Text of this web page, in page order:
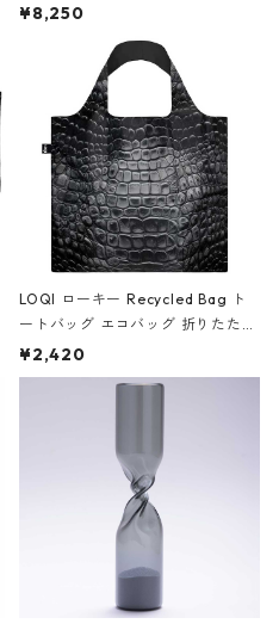
ボストンバッグ ショルダーバッグ
Black ジャン=ミッシェル・バスキ
ア/クラウン ブラック
¥8,250
LOQI ローキー Recycled Bag ト
ートバッグ エコバッグ 折りたたみ
大きめ 撥水加工 収納ポーチ CRO
CODILE/Black クロコダイル/ブラ
¥2,420